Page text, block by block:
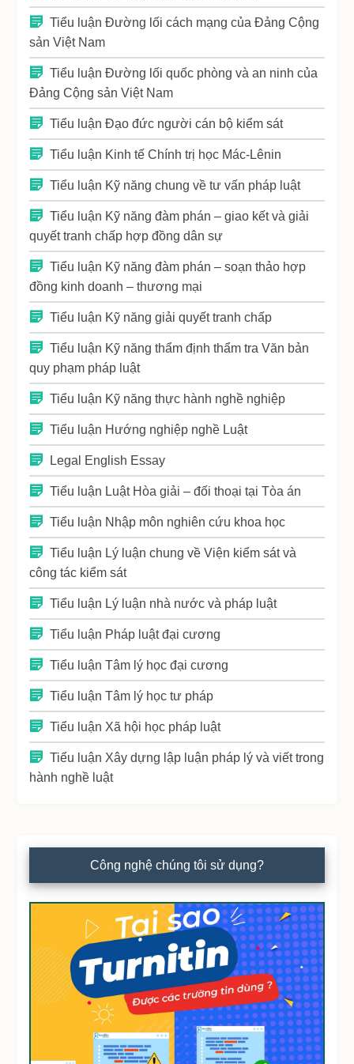
Tiểu luận Đường lối cách mạng của Đảng Cộng
sản Việt Nam
Tiểu luận Đường lối quốc phòng và an ninh của
Đảng Cộng sản Việt Nam
Tiểu luận Đạo đức người cán bộ kiểm sát
Tiểu luận Kinh tế Chính trị học Mác-Lênin
Tiểu luận Kỹ năng chung về tư vấn pháp luật
Tiểu luận Kỹ năng đàm phán – giao kết và giải
quyết tranh chấp hợp đồng dân sự
Tiểu luận Kỹ năng đàm phán – soạn thảo hợp
đồng kinh doanh – thương mại
Tiểu luận Kỹ năng giải quyết tranh chấp
Tiểu luận Kỹ năng thẩm định thẩm tra Văn bản
quy phạm pháp luật
Tiểu luận Kỹ năng thực hành nghề nghiệp
Tiểu luận Hướng nghiệp nghề Luật
Legal English Essay
Tiểu luận Luật Hòa giải – đối thoại tại Tòa án
Tiểu luận Nhập môn nghiên cứu khoa học
Tiểu luận Lý luận chung về Viện kiểm sát và
công tác kiểm sát
Tiểu luận Lý luận nhà nước và pháp luật
Tiểu luận Pháp luật đại cương
Tiểu luận Tâm lý học đại cương
Tiểu luận Tâm lý học tư pháp
Tiểu luận Xã hội học pháp luật
Tiểu luận Xây dựng lập luận pháp lý và viết trong
hành nghề luật
Công nghệ chúng tôi sử dụng?